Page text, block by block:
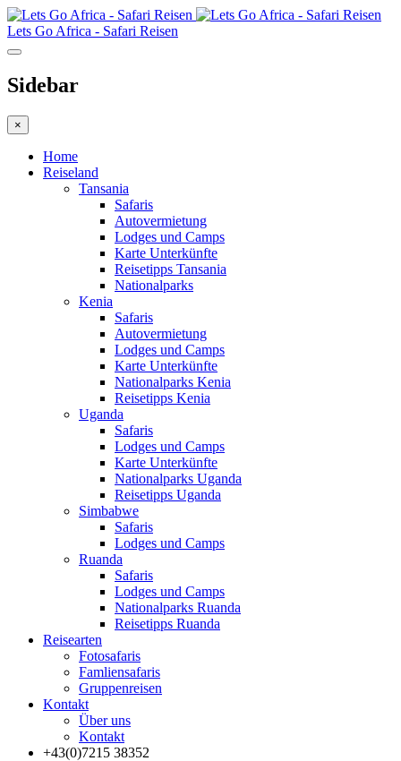
Lets Go Africa - Safari Reisen
Sidebar
×
Home
Reiseland
Tansania
Safaris
Autovermietung
Lodges und Camps
Karte Unterkünfte
Reisetipps Tansania
Nationalparks
Kenia
Safaris
Autovermietung
Lodges und Camps
Karte Unterkünfte
Nationalparks Kenia
Reisetipps Kenia
Uganda
Safaris
Lodges und Camps
Karte Unterkünfte
Nationalparks Uganda
Reisetipps Uganda
Simbabwe
Safaris
Lodges und Camps
Ruanda
Safaris
Lodges und Camps
Nationalparks Ruanda
Reisetipps Ruanda
Reisearten
Fotosafaris
Famliensafaris
Gruppenreisen
Kontakt
Über uns
Kontakt
+43(0)7215 38352